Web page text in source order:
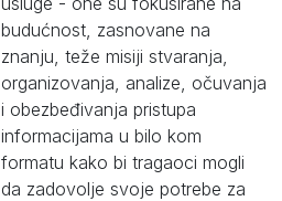
budućnost, zasnovane na
znanju, teže misiji stvaranja,
organizovanja, analize, očuvanja
i obezbeđivanja pristupa
informacijama u bilo kom
formatu kako bi tragaoci mogli
da zadovolje svoje potrebe za